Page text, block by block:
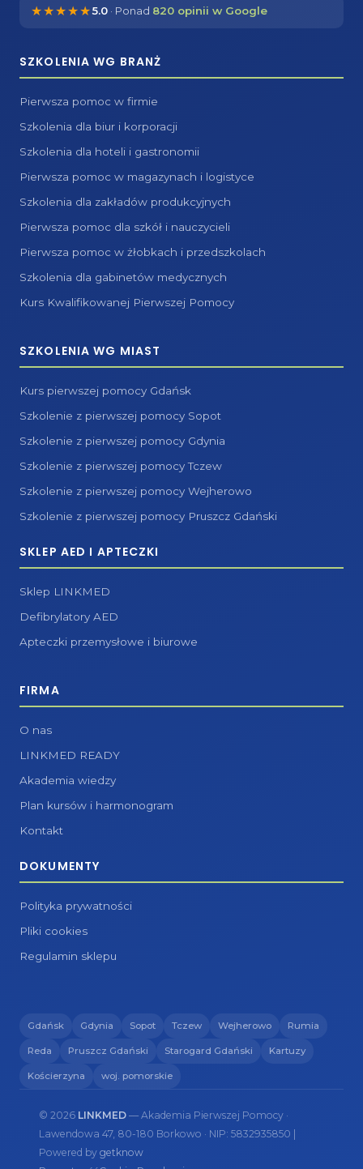
★★★★★5.0 · Ponad 820 opinii w Google
SZKOLENIA WG BRANŻ
Pierwsza pomoc w firmie
Szkolenia dla biur i korporacji
Szkolenia dla hoteli i gastronomii
Pierwsza pomoc w magazynach i logistyce
Szkolenia dla zakładów produkcyjnych
Pierwsza pomoc dla szkół i nauczycieli
Pierwsza pomoc w żłobkach i przedszkolach
Szkolenia dla gabinetów medycznych
Kurs Kwalifikowanej Pierwszej Pomocy
SZKOLENIA WG MIAST
Kurs pierwszej pomocy Gdańsk
Szkolenie z pierwszej pomocy Sopot
Szkolenie z pierwszej pomocy Gdynia
Szkolenie z pierwszej pomocy Tczew
Szkolenie z pierwszej pomocy Wejherowo
Szkolenie z pierwszej pomocy Pruszcz Gdański
SKLEP AED I APTECZKI
Sklep LINKMED
Defibrylatory AED
Apteczki przemysłowe i biurowe
FIRMA
O nas
LINKMED READY
Akademia wiedzy
Plan kursów i harmonogram
Kontakt
DOKUMENTY
Polityka prywatności
Pliki cookies
Regulamin sklepu
Gdańsk Gdynia Sopot Tczew Wejherowo Rumia
Reda Pruszcz Gdański Starogard Gdański Kartuzy
Kościerzyna woj. pomorskie
© 2026 LINKMED — Akademia Pierwszej Pomocy ·
Lawendowa 47, 80-180 Borkowo · NIP: 5832935850 |
Powered by getknow